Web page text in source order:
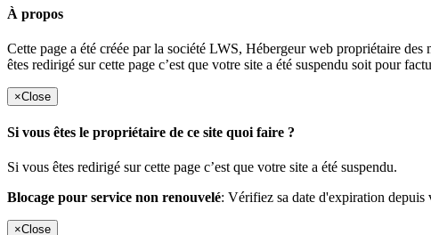
À propos
Cette page a été créée par la société LWS, Hébergeur web propriétaire
êtes redirigé sur cette page c’est que votre site a été suspendu soit pour
×Close
Si vous êtes le propriétaire de ce site quoi faire ?
Si vous êtes redirigé sur cette page c’est que votre site a été suspendu.
Blocage pour service non renouvelé: Vérifiez sa date d'expiration depuis
×Close